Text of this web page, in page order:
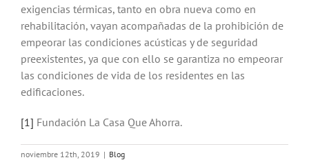
exigencias térmicas, tanto en obra nueva como en
rehabilitación, vayan acompañadas de la prohibición de
empeorar las condiciones acústicas y de seguridad
preexistentes, ya que con ello se garantiza no empeorar
las condiciones de vida de los residentes en las
edificaciones.
[1] Fundación La Casa Que Ahorra.
noviembre 12th, 2019 | Blog